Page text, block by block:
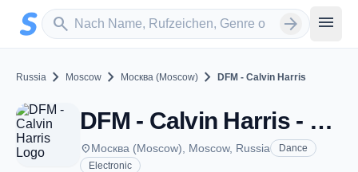
Zum Hauptinhalt springen
search
Sender suchen arrow_forward menu
Russia chevron_right Moscow chevron_right Москва (Moscow) chevron_right DFM - Calvin Harris
DFM - Calvin Harris - Москва (Moscow)
placeМосква (Moscow), Moscow, Russia
Dance
Electronic